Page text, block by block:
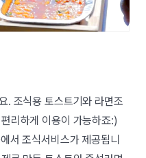
. 조식용 토스트기와 라면조
리하게 이용이 가능하죠:)
서 조식서비스가 제공됩니